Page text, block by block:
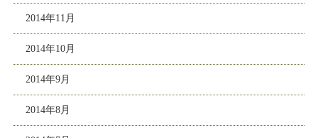
2014年11月
2014年10月
2014年9月
2014年8月